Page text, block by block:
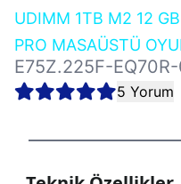
UDIMM 1TB M2 12
PRO MASAÜSTÜ
E75Z.225F-
5 Yorum